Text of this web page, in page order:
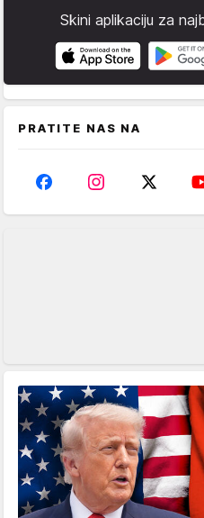
Skini aplikaciju za
PRATITE NAS NA